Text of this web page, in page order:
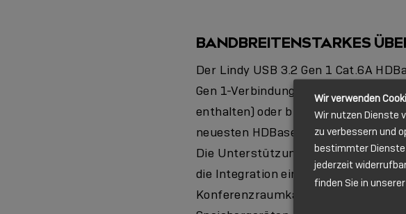
BANDBREITENSTARKES
Der Lindy USB 3.2 Gen 1 Cat.6A
Gen 1-Verbindungen um bis zu 100
enthalten) oder bis zu 40 Meter mit
neuesten HDBaseT-Technologie
Die Unterstützung von USB 3.2
die Integration einer Vielzahl von
Konferenzraumkameras,
Wir verwenden
Wir nutzen Dienste
zu verbessern und
bestimmter Dienste
jederzeit
finden Sie in unserer